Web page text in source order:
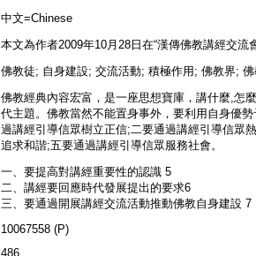
中文=Chinese
本文為作者2009年10月28日在“漢傳佛教講經交流
佛教徒; 自身建設; 交流活動; 積極作用; 佛教界;
佛教經典內容宏富，是一座思想寶庫，講什麼,怎
代主題。佛教當然不能置身事外，要利用自身優
過講經引導信眾樹立正信;二要通過講經引導信眾
追求和諧;五要通過講經引導信眾服務社會。
一、要提高對講經重要性的認識 5
二、講經要回應時代發展提出的要求6
三、要通過開展講經交流活動推動佛教自身建設 7
10067558 (P)
486